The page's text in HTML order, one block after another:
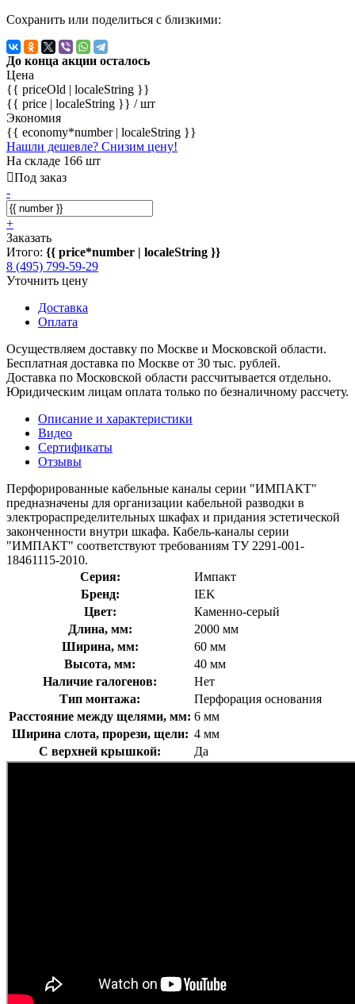
Сохранить или поделиться с близкими:
До конца акции осталось
Цена
{{ priceOld | localeString }}
{{ price | localeString }} / шт
Экономия
{{ economy*number | localeString }}
Нашли дешевле? Снизим цену!
На складе 166 шт
Под заказ
-
+
Заказать
Итого: {{ price*number | localeString }}
8 (495) 799-59-29
Уточнить цену
Доставка
Оплата
Осуществляем доставку по Москве и Московской области.
Бесплатная доставка по Москве от 30 тыс. рублей.
Доставка по Московской области рассчитывается отдельно.
Юридическим лицам оплата только по безналичному рассчету.
Описание и характеристики
Видео
Сертификаты
Отзывы
Перфорированные кабельные каналы серии "ИМПАКТ"
предназначены для организации кабельной разводки в
электрораспределительных шкафах и придания эстетической
законченности внутри шкафа. Кабель-каналы серии
"ИМПАКТ" соответствуют требованиям ТУ 2291-001-
18461115-2010.
Серия:
Импакт
Бренд:
IEK
Цвет:
Каменно-серый
Длина, мм:
2000 мм
Ширина, мм:
60 мм
Высота, мм:
40 мм
Наличие галогенов:
Нет
Тип монтажа:
Перфорация основания
Расстояние между щелями, мм: 6 мм
Ширина слота, прорези, щели: 4 мм
С верхней крышкой:
Да